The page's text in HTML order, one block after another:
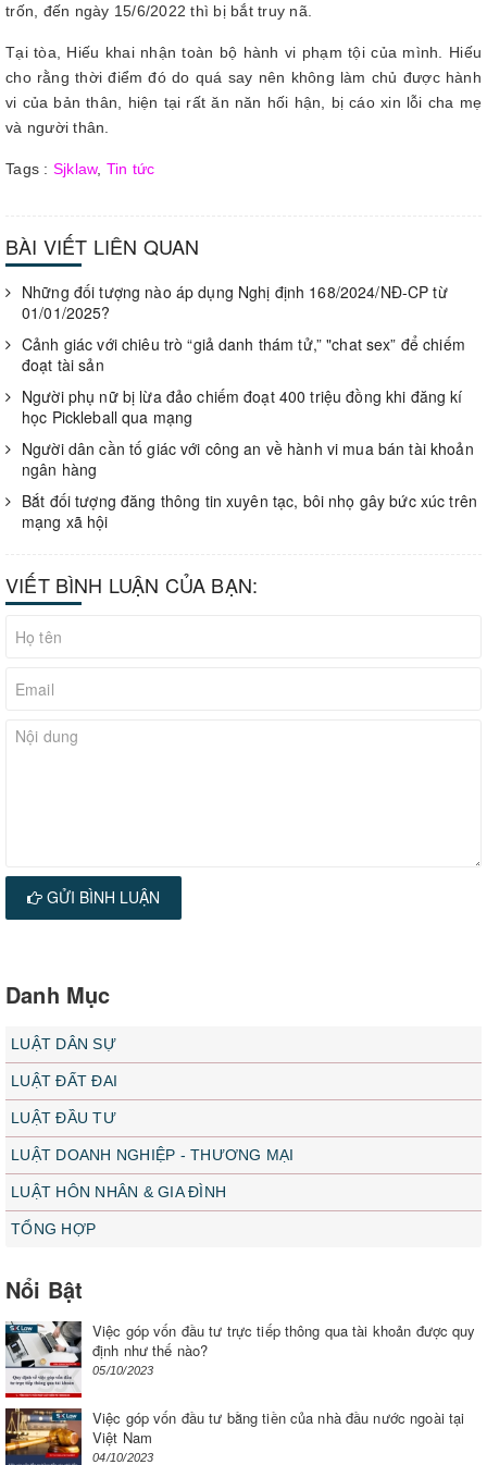
trốn, đến ngày 15/6/2022 thì bị bắt truy nã.
Tại tòa, Hiếu khai nhận toàn bộ hành vi phạm tội của mình. Hiếu
cho rằng thời điểm đó do quá say nên không làm chủ được hành
vi của bản thân, hiện tại rất ăn năn hối hận, bị cáo xin lỗi cha mẹ
và người thân.
Tags : Sjklaw, Tin tức
BÀI VIẾT LIÊN QUAN
Những đối tượng nào áp dụng Nghị định 168/2024/NĐ-CP từ
01/01/2025?
Cảnh giác với chiêu trò “giả danh thám tử,” "chat sex” để chiếm
đoạt tài sản
Người phụ nữ bị lừa đảo chiếm đoạt 400 triệu đồng khi đăng kí
học Pickleball qua mạng
Người dân cần tố giác với công an về hành vi mua bán tài khoản
ngân hàng
Bắt đối tượng đăng thông tin xuyên tạc, bôi nhọ gây bức xúc trên
mạng xã hội
VIẾT BÌNH LUẬN CỦA BẠN:
GỬI BÌNH LUẬN
Danh Mục
LUẬT DÂN SỰ
LUẬT ĐẤT ĐAI
LUẬT ĐẦU TƯ
LUẬT DOANH NGHIỆP - THƯƠNG MẠI
LUẬT HÔN NHÂN & GIA ĐÌNH
TỔNG HỢP
Nổi Bật
Việc góp vốn đầu tư trực tiếp thông qua tài khoản được quy
định như thế nào?
05/10/2023
Việc góp vốn đầu tư bằng tiền của nhà đầu nước ngoài tại
Việt Nam
04/10/2023